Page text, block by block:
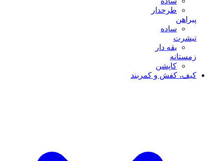
طرحدار
پیراهن
ساده
تیشرت
یقه دار
زمستانه
کاپشن
کیف، کفش و کمربند